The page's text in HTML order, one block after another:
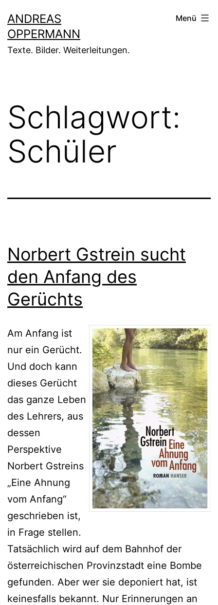
Inhalt
springen
ANDREAS
OPPERMANN
Texte. Bilder. Weiterleitungen.
Menü
Schlagwort:
Schüler
Norbert Gstrein sucht
den Anfang des
Gerüchts
Am Anfang ist
nur ein Gerücht.
Und doch kann
dieses Gerücht
das ganze Leben
des Lehrers, aus
dessen
Perspektive
Norbert Gstreins
„Eine Ahnung
vom Anfang“
geschrieben ist,
in Frage stellen.
Tatsächlich wird auf dem Bahnhof der
österreichischen Provinzstadt eine Bombe
gefunden. Aber wer sie deponiert hat, ist
keinesfalls bekannt. Nur Erinnerungen an